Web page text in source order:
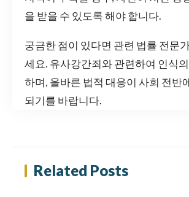
을 받을 수 있도록 해야 합니다.
궁금한 점이 있다면 관련 법률 전문
세요. 유사강간죄와 관련하여 인식
하며, 올바른 법적 대응이 사회 전반
되기를 바랍니다.
Related Posts